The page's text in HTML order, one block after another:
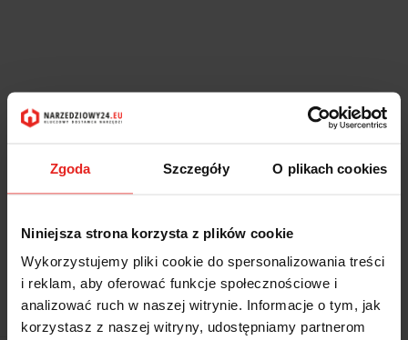
Zgoda Szczegóły O plikach cookies
Niniejsza strona korzysta z plików cookie
Wykorzystujemy pliki cookie do spersonalizowania treści
i reklam, aby oferować funkcje społecznościowe i
analizować ruch w naszej witrynie. Informacje o tym, jak
korzystasz z naszej witryny, udostępniamy partnerom
Symbol:91BA/46
KLUCZ OCZKOWY JEDNOSTRONNY ODSADZONY NIEISKRZĄCY,